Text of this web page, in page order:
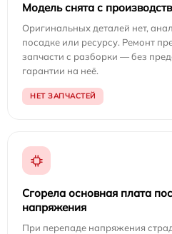
Модель снята с
Оригинальных деталей нет,
посадке или ресурсу. Ремонт
запчасти с разборки — без
гарантии на неё.
НЕТ ЗАПЧАСТЕЙ
Сгорела основная плата
напряжения
При перепаде напряжения